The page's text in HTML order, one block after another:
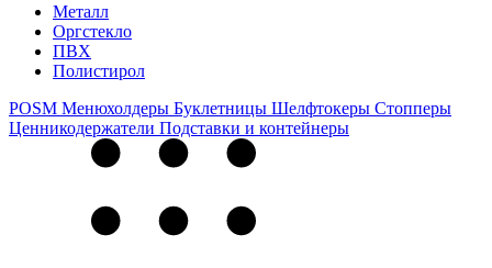
Металл
Оргстекло
ПВХ
Полистирол
POSM Менюхолдеры Буклетницы Шелфтокеры Стопперы
Ценникодер­жа­те­ли Подставки и контейнеры